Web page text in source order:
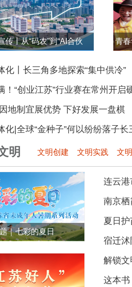
传丨从“码农”到“AI合伙
者配齐所有要素？
青春
化丨长三角多地探索“集中供冷”
！“创业江苏”行业赛在常州开启
地制宜展优势 下好发展一盘棋
化|全球“金种子”何以纷纷落子长
明 文明创建 文明实践 文
｜七彩的夏日
列活动
连云港
南京栖
夏日
宿迁沭
解锁文
这本